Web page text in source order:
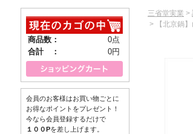
三省堂実業 >
> 【北京鍋
商品数：
0点
合計 ：
0円
会員のお客様はお買い物ごとに
お得なポイントをプレゼント！
今なら会員登録するだけで
１００Pを差し上げます。